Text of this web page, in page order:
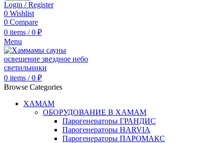
Login / Register
0 Wishlist
0 Compare
0 items / 0 ₽
Menu
0 items / 0 ₽
Browse Categories
ХАМАМ
ОБОРУДОВАНИЕ В ХАМАМ
Парогенераторы ГРАНДИС
Парогенераторы HARVIA
Парогенераторы ПАРОМАКС